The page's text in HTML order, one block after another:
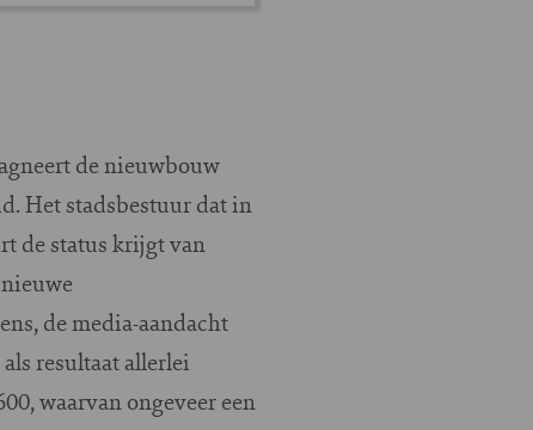
de nieuwbouw
Het stadsbestuur dat in
de status krijgt van
de media-aandacht
resultaat allerlei
waarvan ongeveer een